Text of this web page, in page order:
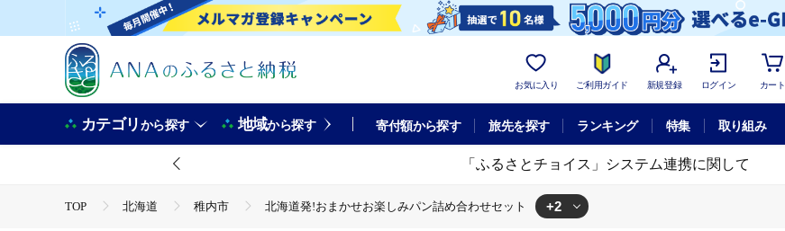
お気に入り ご利用ガイド 新規登録 ログイン カート
カテゴリから探す 地域から探す 寄付額から探す 旅先を探す ランキング 特集 取り組み
「ふるさとチョイス」システム連携に関して
TOP 北海道 稚内市 北海道発!おまかせお楽しみパン詰め合わせセット +2